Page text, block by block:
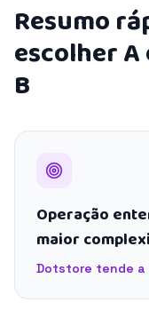
Resumo
escolher
B
Operação
maior
Dotstore tende a